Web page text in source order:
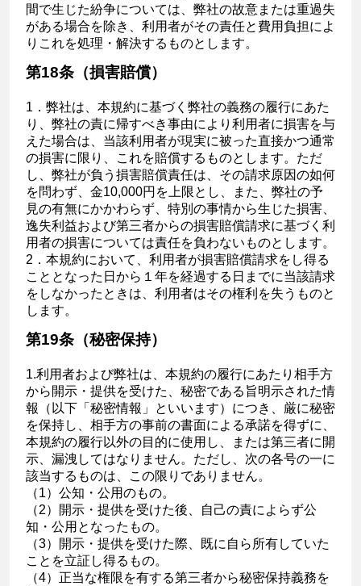
間で生じた紛争については、弊社の故意または重過失
がある場合を除き、利用者がその責任と費用負担によ
りこれを処理・解決するものとします。
第18条（損害賠償）
1．弊社は、本規約に基づく弊社の義務の履行にあた
り、弊社の責に帰すべき事由により利用者に損害を与
えた場合は、当該利用者が現実に被った直接かつ通常
の損害に限り、これを賠償するものとします。ただ
し、弊社が負う損害賠償責任は、その請求原因の如何
を問わず、金10,000円を上限とし、また、弊社の予
見の有無にかかわらず、特別の事情から生じた損害、
逸失利益および第三者からの損害賠償請求に基づく利
用者の損害については責任を負わないものとします。
2．本規約において、利用者が損害賠償請求をし得る
こととなった日から１年を経過する日までに当該請求
をしなかったときは、利用者はその権利を失うものと
します。
第19条（秘密保持）
1.利用者および弊社は、本規約の履行にあたり相手方
から開示・提供を受けた、秘密である旨明示された情
報（以下「秘密情報」といいます）につき、厳に秘密
を保持し、相手方の事前の書面による承諾を得ずに、
本規約の履行以外の目的に使用し、または第三者に開
示、漏洩してはなりません。ただし、次の各号の一に
該当するものは、この限りでありません。
（1）公知・公用のもの。
（2）開示・提供を受けた後、自己の責によらず公
知・公用となったもの。
（3）開示・提供を受けた際、既に自ら所有していた
ことを立証し得るもの。
（4）正当な権限を有する第三者から秘密保持義務を